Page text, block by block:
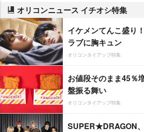
オリコンニュース イチオシ特集
イケメンてんこ盛り
ラブに胸キュン
オリコンタイアップ特集
お値段そのまま45％
盤振る舞い
オリコンタイアップ特集
SUPER★DRAGON